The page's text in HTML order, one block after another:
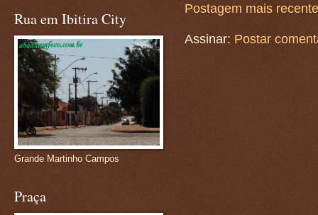
Postagem mais recente
Assinar: Postar
Rua em Ibitira City
Grande Martinho Campos
Praça